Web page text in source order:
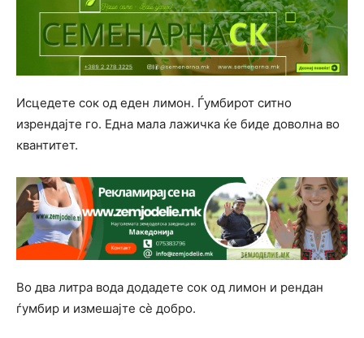
Исцедете сок од еден лимон. Ѓумбирот ситно
изрендајте го. Една мала лажичка ќе биде доволна во
квантитет.
Во два литра вода додадете сок од лимон и рендан
ѓумбир и измешајте сè добро.